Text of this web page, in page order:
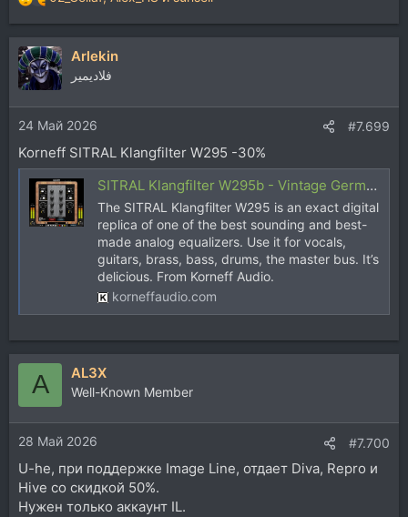
Р
е
а
к
ц
и
и
:
Arlekin
فلاديمير
24 Май 2026 #7.699
Korneff SITRAL Klangfilter W295 -30%
SITRAL Klangfilter W295b - Vintage German Transistor Equalizer - Korneff Audio
The SITRAL Klangfilter W295 is an exact digital
replica of one of the best sounding and best-
made analog equalizers. Use it for vocals,
guitars, brass, bass, drums, the master bus. It’s
delicious. From Korneff Audio.
korneffaudio.com
A AL3X
Well-Known Member
28 Май 2026 #7.700
U-he, при поддержке Image Line, отдает Diva, Repro и
Hive со скидкой 50%.
Нужен только аккаунт IL.